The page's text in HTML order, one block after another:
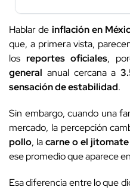
Hablar de inflación en
que, a primera vista,
los reportes oficiales,
general anual cercana a
sensación de estabilidad.
Sin embargo, cuando una
mercado, la percepción
pollo, lacarne o el jitomate
ese promedio que aparece
Esa diferencia entre lo que